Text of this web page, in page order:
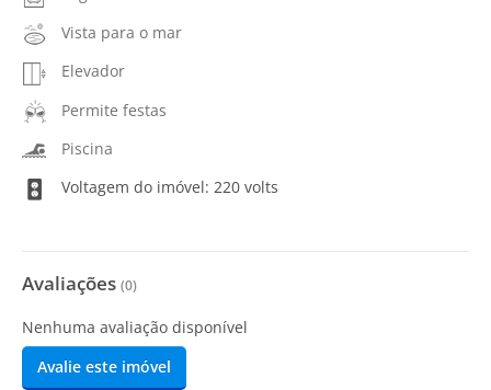
Vista para o mar
Elevador
Permite festas
Piscina
Voltagem do imóvel: 220 volts
Avaliações (0)
Nenhuma avaliação disponível
Avalie este imóvel